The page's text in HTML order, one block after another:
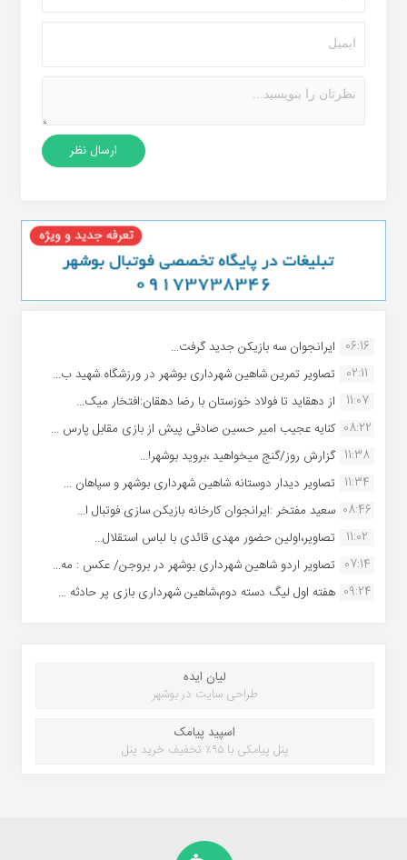
06:16 ایرانجوان سه بازیکن جدید گرفت...
02:11
تصاویر تمرین شاهین شهردارى بوشهر در ورزشگاه شهید ب...
11:07
از دهقاید تا فولاد خوزستان با رضا دهقان:افتخار میک...
08:22 کنایه عجیب امیر حسین صادقی پیش از بازی مقابل پارس ...
11:38 گزارش روز/گنج میخواهید ،بروید بوشهر!...
11:34 تصاویر دیدار دوستانه شاهین شهردارى بوشهر و سپاهان ...
08:46 سعید مفتخر :ایرانجوان کارخانه بازیکن سازی فوتبال ا...
11:02
تصاویر،اولین حضور مهدی قائدی با لباس استقلال...
07:14 تصاویر اردو شاهین شهرداری بوشهر در بروجن/ عکس : مه...
09:24 هفته اول لیگ دسته دوم،شاهین شهرداری بازی پر حادثه ...
لیان ایده
طراحی سایت در بوشهر
اسپید پیامک
پنل پیامکی با ۹۵٪ تخفیف خرید پنل